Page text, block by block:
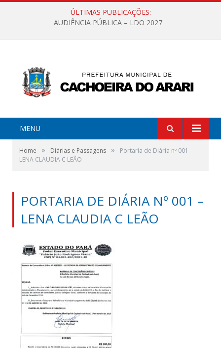
ÚLTIMAS PUBLICAÇÕES:
AUDIÊNCIA PÚBLICA – LDO 2027
MENU
Home » Diárias e Passagens »
Portaria de Diária nº 001 –
LENA CLAUDIA C LEÃO
PORTARIA DE DIÁRIA Nº 001 –
LENA CLAUDIA C LEÃO